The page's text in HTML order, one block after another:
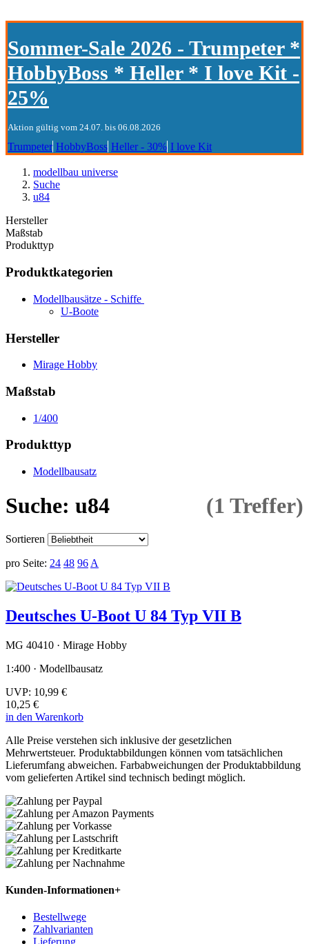
Sommer-Sale 2026 - Trumpeter *
HobbyBoss * Heller * I love Kit -
25%
Aktion gültig vom 24.07. bis 06.08.2026
Trumpeter HobbyBoss Heller - 30% I love Kit
modellbau universe
Suche
u84
Hersteller
Maßstab
Produkttyp
Produktkategorien
Modellbausätze - Schiffe
U-Boote
Hersteller
Mirage Hobby
Maßstab
1/400
Produkttyp
Modellbausatz
Suche: u84 (1 Treffer)
Sortieren
pro Seite: 24 48 96 A
Deutsches U-Boot U 84 Typ VII B
MG 40410 · Mirage Hobby
1:400 · Modellbausatz
UVP: 10,99 €
10,25 €
in den Warenkorb
Alle Preise verstehen sich inklusive der gesetzlichen
Mehrwertsteuer. Produktabbildungen können vom tatsächlichen
Lieferumfang abweichen. Farbabweichungen der Produktabbildung
vom gelieferten Artikel sind technisch bedingt möglich.
Kunden-Informationen+
Bestellwege
Zahlvarianten